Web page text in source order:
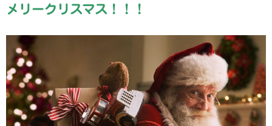
メリークリスマス！！！